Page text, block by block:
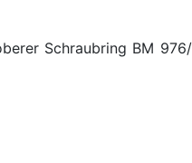
Schraubring BM